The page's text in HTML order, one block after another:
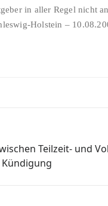
in aller Regel nicht
Teilzeit- und